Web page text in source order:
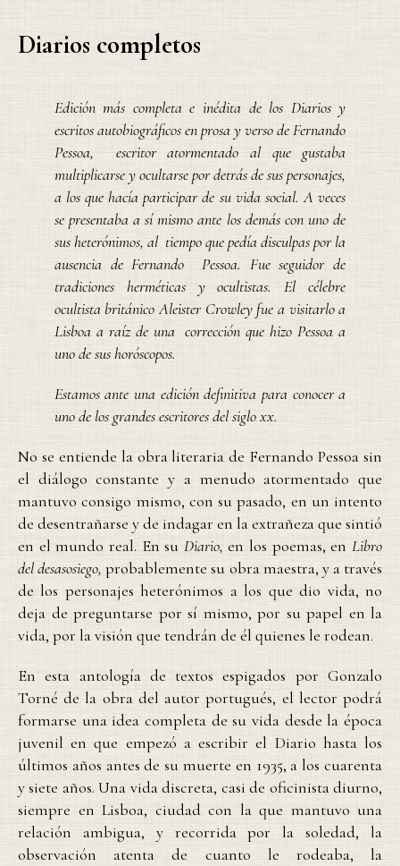
Diarios completos
Edición más completa e inédita de los Diariosy
escritos autobiográficos en prosa y verso de Fernando
Pessoa, escritor atormentado al que gustaba
multiplicarse y ocultarse por detrás de sus personajes,
a los que hacía participar de su vida social. A veces
se presentaba a sí mismo ante los demás con uno de
sus heterónimos, al tiempo que pedía disculpas por la
ausencia de Fernando Pessoa. Fue seguidor de
tradiciones herméticas y ocultistas. El célebre
ocultista británico Aleister Crowley fue a visitarlo a
Lisboa a raíz de una corrección que hizo Pessoa a
uno de sus horóscopos.
Estamos ante una edición definitiva para conocer a
uno de los grandes escritores del siglo xx.
No se entiende la obra literaria de Fernando Pessoa sin
el diálogo constante y a menudo atormentado que
mantuvo consigo mismo, con su pasado, en un intento
de desentrañarse y de indagar en la extrañeza que sintió
en el mundo real. En su Diario, en los poemas, enLibro
del desasosiego, probablemente su obra maestra, y a través
de los personajes heterónimos a los que dio vida, no
deja de preguntarse por sí mismo, por su papel en la
vida, por la visión que tendrán de él quienes le rodean.
En esta antología de textos espigados por Gonzalo
Torné de la obra del autor portugués, el lector podrá
formarse una idea completa de su vida desde la época
juvenil en que empezó a escribir el Diario hasta los
últimos años antes de su muerte en 1935, a los cuarenta
y siete años. Una vida discreta, casi de oficinista diurno,
siempre en Lisboa, ciudad con la que mantuvo una
relación ambigua, y recorrida por la soledad, la
observación atenta de cuanto le rodeaba, la